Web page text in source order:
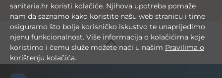
sanitaria.hr koristi kolačiće. Njihova upotreba pomaže
nam da saznamo kako koristite našu web stranicu i time
osiguramo što bolje korisničko iskustvo te unaprijedimo
njenu funkcionalnost. Više informacija o kolačićima koje
koristimo i čemu služe možete naći u našim Pravilima o
korištenju kolačića.